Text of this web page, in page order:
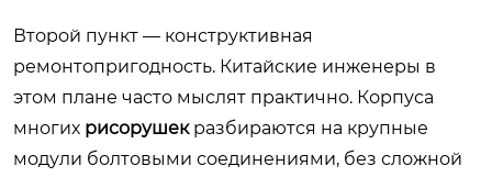
Второй пункт — конструктивная
ремонтопригодность. Китайские инженеры в
этом плане часто мыслят практично. Корпуса
многих рисорушекразбираются на крупные
модули болтовыми соединениями, без сложной